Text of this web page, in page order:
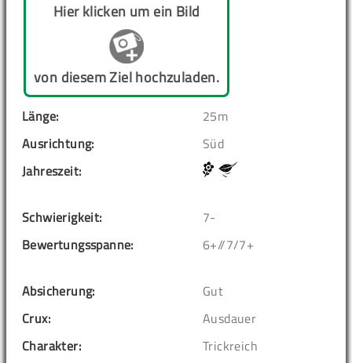
Hier klicken um ein Bild
von diesem Ziel hochzuladen.
Länge:
25m
Ausrichtung:
Süd
Jahreszeit:
Schwierigkeit:
7-
Bewertungsspanne:
6+//7/7+
Absicherung:
Gut
Crux:
Ausdauer
Charakter:
Trickreich